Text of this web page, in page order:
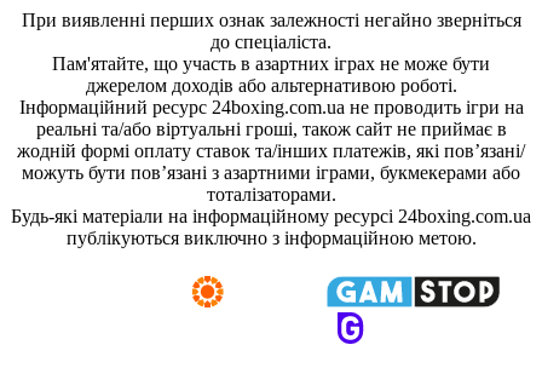
При виявленні перших ознак залежності негайно зверніться
до спеціаліста.
Пам'ятайте, що участь в азартних іграх не може бути
джерелом доходів або альтернативою роботі.
Інформаційний ресурс 24boxing.com.ua не проводить ігри на
реальні та/або віртуальні гроші, також сайт не приймає в
жодній формі оплату ставок та/інших платежів, які пов’язані/
можуть бути пов’язані з азартними іграми, букмекерами або
тоталізаторами.
Будь-які матеріали на інформаційному ресурсі 24boxing.com.ua
публікуються виключно з інформаційною метою.